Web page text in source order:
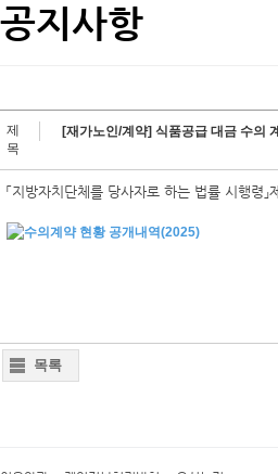
공지사항
제
목
[재가노인/계약] 식품공급 대금 수의
「지방자치단체를 당사자로 하는 법률 시행령
목록